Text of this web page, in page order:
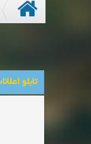
تابلو